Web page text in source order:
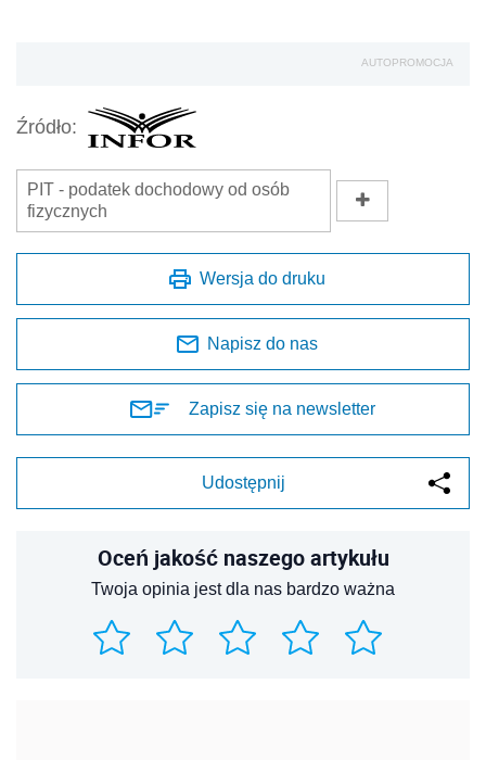
AUTOPROMOCJA
Źródło:
PIT - podatek dochodowy od osób
fizycznych
Wersja do druku
Napisz do nas
Zapisz się na newsletter
Udostępnij
Oceń jakość naszego artykułu
Twoja opinia jest dla nas bardzo ważna